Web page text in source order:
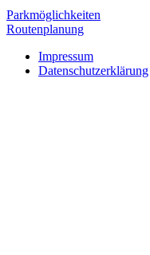
Parkmöglichkeiten
Routenplanung
Impressum
Datenschutzerklärung